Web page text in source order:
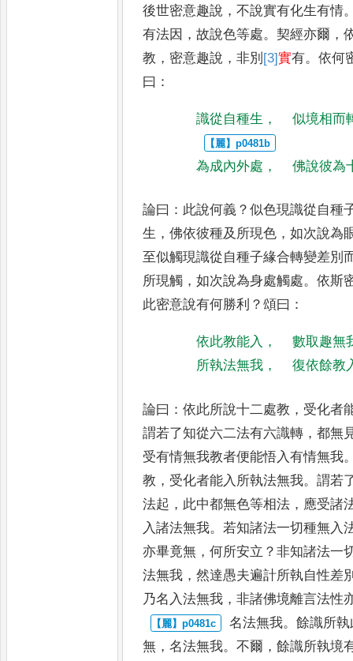
後世密意趣說 ，不說實有化生有情
有法因 ，故說色等處。契經亦爾 ，
教 ， 密意趣說 ，非別 [3]實有。依何
曰 ：
識從自種生 ， 似境相而
為成內外處 ， 佛說彼為
論曰 ： 此說何義 ？似色現識從自種
生 ，佛依彼種及所現色 ，如次說為
至似觸現識從自種子緣合轉變差別
所現觸 ，如次說為身處觸處。依斯
此密意說有何勝利 ？頌曰 ：
依此教能入 ，
數取趣無
所執法無我 ， 復依餘教
論曰 ：依此所說十二處教 ， 受化者
謂若了知從六二法有六識轉 ，都無
受有情無我教者便能悟入有情無我
教 ， 受化者能入所執法無我。謂若
法起 ， 此中都無色等相法 ， 應受諸
入諸法無我。若知諸法一切種無入
亦畢竟無 ，何所安立 ？非知諸法一
法無我 ，然達愚夫遍計所執自性差
乃名入法無我 ，非諸佛境離言法性
名法無我。餘識所
無 ，名法無我。不爾 ，餘識所執境